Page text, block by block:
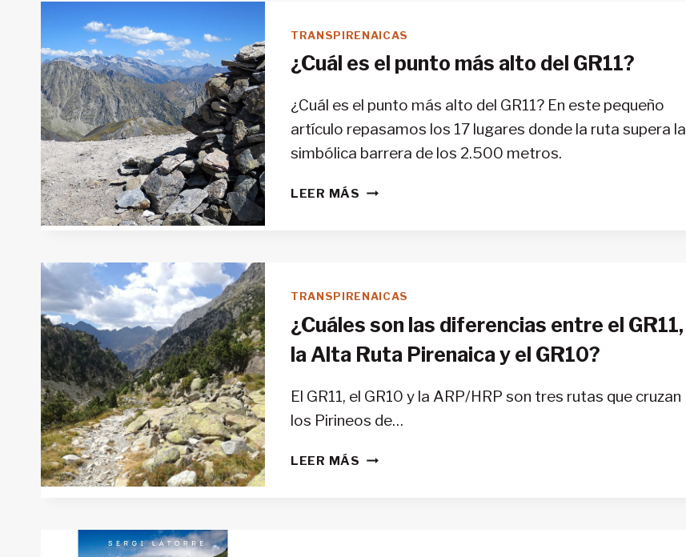
GR11.
TRANSPIRENAICAS
¿Cuál es el punto más alto del GR11?
¿Cuál es el punto más alto del GR11? En este pequeño
artículo repasamos los 17 lugares donde la ruta supera la
simbólica barrera de los 2.500 metros.
LEER MÁS ¿CUÁL
DEL
GR11?
TRANSPIRENAICAS
¿Cuáles son las diferencias entre el GR11,
la Alta Ruta Pirenaica y el GR10?
El GR11, el GR10 y la ARP/HRP son tres rutas que cruzan
los Pirineos de…
LEER MÁS ¿CUÁLES